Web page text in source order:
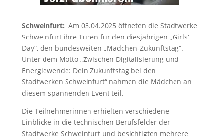
Schweinfurt: Am 03.04.2025 öffneten die Stadtwerke
Schweinfurt ihre Türen für den diesjährigen „Girls‘
Day“, den bundesweiten „Mädchen-Zukunftstag“.
Unter dem Motto „Zwischen Digitalisierung und
Energiewende: Dein Zukunftstag bei den
Stadtwerken Schweinfurt“ nahmen die Mädchen an
diesem spannenden Event teil.
Die Teilnehmerinnen erhielten verschiedene
Einblicke in die technischen Berufsfelder der
Stadtwerke Schweinfurt und besichtigten mehrere